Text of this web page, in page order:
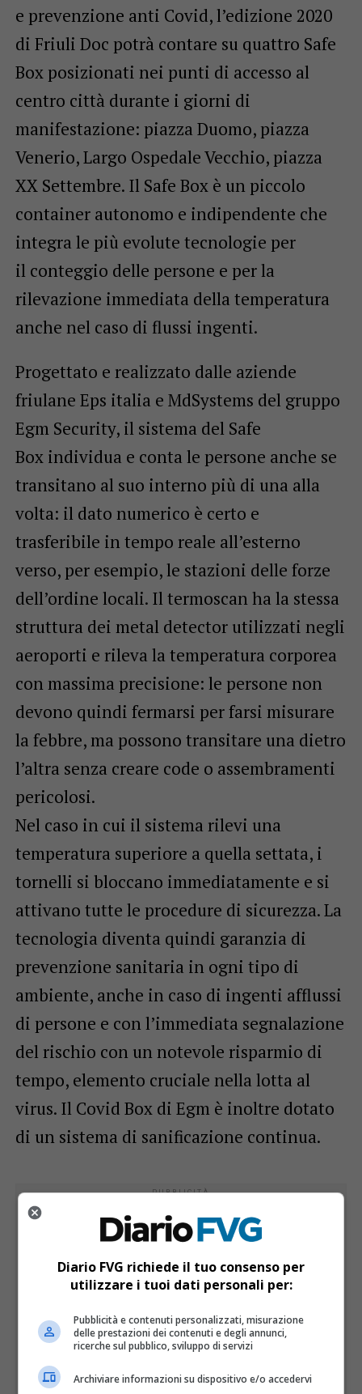
e prevenzione anti Covid, l’edizione 2020
di Friuli Doc potrà contare su quattro Safe
Box posizionati nei punti di accesso al
centro città durante i giorni di
manifestazione: piazza Duomo, piazza
Venerio, Largo Ospedale Vecchio, piazza
XX Settembre. Il Safe Box è un piccolo
container autonomo e indipendente che
integra le più evolute tecnologie per
il conteggio delle persone e per la
rilevazione immediata della temperatura
anche nel caso di flussi ingenti.
Progettato e realizzato dalle aziende
friulane Eps italia e MdSystems del gruppo
Egm Security, il sistema del Safe
Box individua e conta le persone anche se
transitano al suo interno più di una alla
volta: il dato numerico è certo e
trasferibile in tempo reale all’esterno
verso, per esempio, le stazioni delle forze
dell’ordine locali. Il termoscan ha la stessa
struttura dei metal detector utilizzati negli
aeroporti e rileva la temperatura corporea
con massima precisione: le persone non
devono quindi fermarsi per farsi misurare
la febbre, ma possono transitare una dietro
l’altra senza creare code o assembramenti
pericolosi.
Nel caso in cui il sistema rilevi una
temperatura superiore a quella settata, i
tornelli si bloccano immediatamente e si
attivano tutte le procedure di sicurezza. La
tecnologia diventa quindi garanzia di
prevenzione sanitaria in ogni tipo di
ambiente, anche in caso di ingenti afflussi
di persone e con l’immediata segnalazione
del rischio con un notevole risparmio di
tempo, elemento cruciale nella lotta al
virus. Il Covid Box di Egm è inoltre dotato
di un sistema di sanificazione continua.
Diario FVG richiede il tuo consenso per
utilizzare i tuoi dati personali per:
Pubblicità e contenuti personalizzati, misurazione
delle prestazioni dei contenuti e degli annunci,
ricerche sul pubblico, sviluppo di servizi
Archiviare informazioni su dispositivo e/o accedervi